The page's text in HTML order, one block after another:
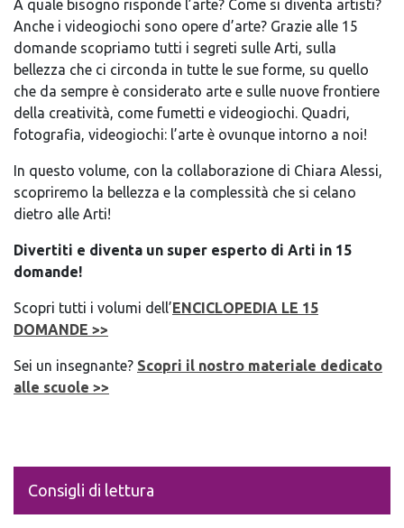
A quale bisogno risponde l’arte? Come si diventa artisti?
Anche i videogiochi sono opere d’arte? Grazie alle 15
domande scopriamo tutti i segreti sulle Arti, sulla
bellezza che ci circonda in tutte le sue forme, su quello
che da sempre è considerato arte e sulle nuove frontiere
della creatività, come fumetti e videogiochi. Quadri,
fotografia, videogiochi: l’arte è ovunque intorno a noi!
In questo volume, con la collaborazione di Chiara Alessi,
scopriremo la bellezza e la complessità che si celano
dietro alle Arti!
Divertiti e diventa un super esperto di Arti in 15
domande!
Scopri tutti i volumi dell’ENCICLOPEDIA LE 15
DOMANDE >>
Sei un insegnante? Scopri il nostro materiale dedicato
alle scuole >>
Consigli di lettura